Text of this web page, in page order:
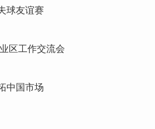
球友谊赛
区工作交流会
中国市场